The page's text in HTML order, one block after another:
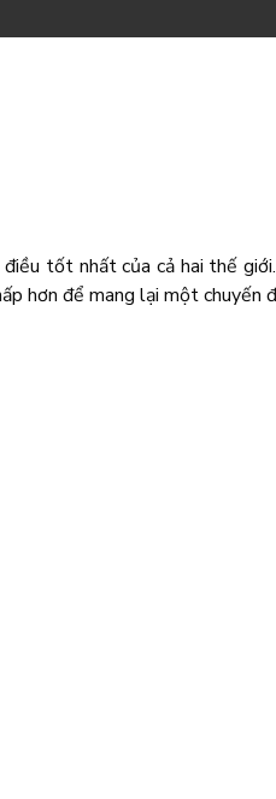
tốt nhất của cả hai thế
hơn để mang lại một chuyến